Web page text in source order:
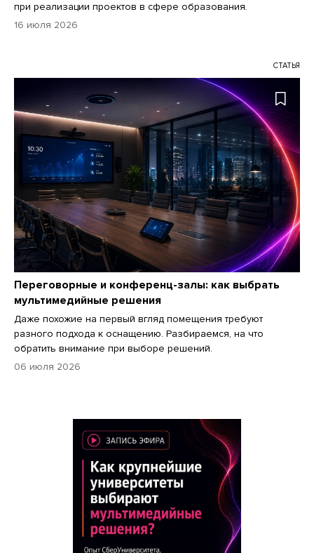
при реализации проектов в сфере образования.
16 июля 2026
СТАТЬЯ
Переговорные и конференц-залы: как выбрать
мультимедийные решения
Даже похожие на первый вгляд помещения требуют
разного подхода к оснащению. Разбираемся, на что
обратить внимание при выборе решений.
06 июля 2026